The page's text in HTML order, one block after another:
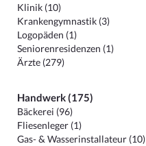
Klinik (10)
Krankengymnastik (3)
Logopäden (1)
Seniorenresidenzen (1)
Ärzte (279)
Handwerk (175)
Bäckerei (96)
Fliesenleger (1)
Gas- & Wasserinstallateur (10)